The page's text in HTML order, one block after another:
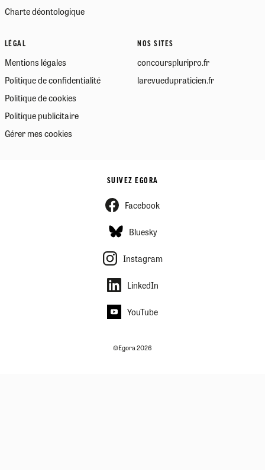
Charte déontologique
LÉGAL
Mentions légales
Politique de confidentialité
Politique de cookies
Politique publicitaire
Gérer mes cookies
NOS SITES
concourspluripro.fr
larevuedupraticien.fr
SUIVEZ EGORA
Facebook
Bluesky
Instagram
LinkedIn
YouTube
©Egora 2026